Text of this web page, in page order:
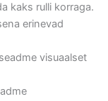
kaks rulli korraga.
erinevad
visuaalset